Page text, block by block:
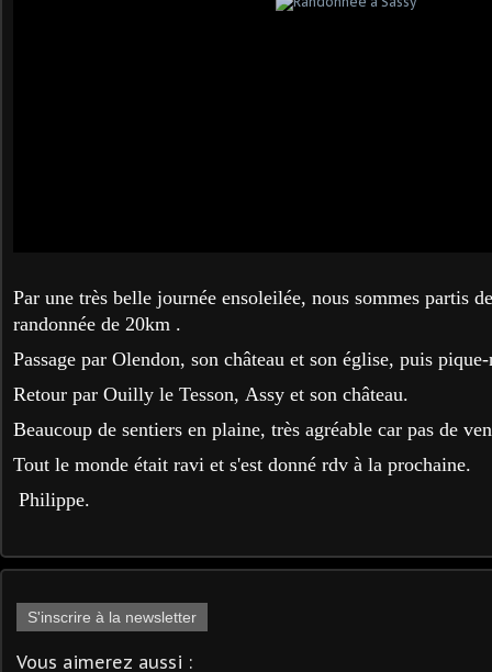
Par une très belle journée ensoleilée, nous sommes partis
randonnée de 20km .
Passage par Olendon, son château et son église, puis
Retour par Ouilly le Tesson, Assy et son château.
Beaucoup de sentiers en plaine, très agréable car pas de
Tout le monde était ravi et s'est donné rdv à la prochaine.
Philippe.
S'inscrire à la newsletter
Vous aimerez aussi :